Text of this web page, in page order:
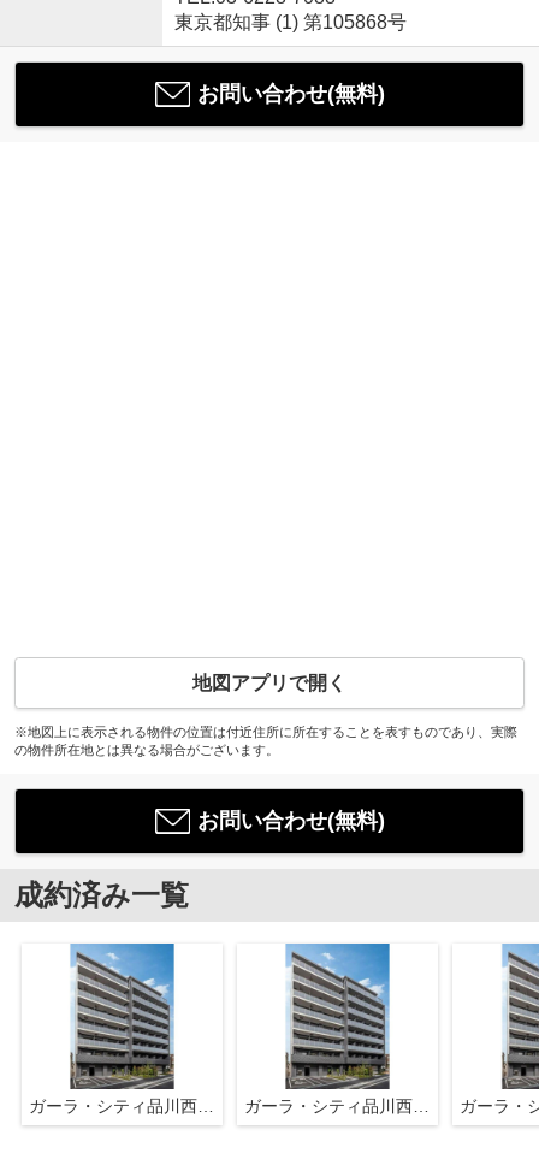
東京都知事 (1) 第105868号
お問い合わせ(無料)
地図アプリで開く
※地図上に表示される物件の位置は付近住所に所在することを表すものであり、実際
の物件所在地とは異なる場合がございます。
お問い合わせ(無料)
成約済み一覧
ガーラ・シティ品川西大井 ガーラ・シティ品川西大井